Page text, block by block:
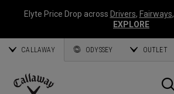
Elyte Price Drop across Drivers, Fairways,
EXPLORE
CALLAWAY ODYSSEY OUTLET